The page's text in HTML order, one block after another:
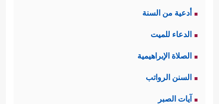
أدعية من السنة
الدعاء للميت
الصلاة الإبراهيمية
السنن الرواتب
آيات الصبر